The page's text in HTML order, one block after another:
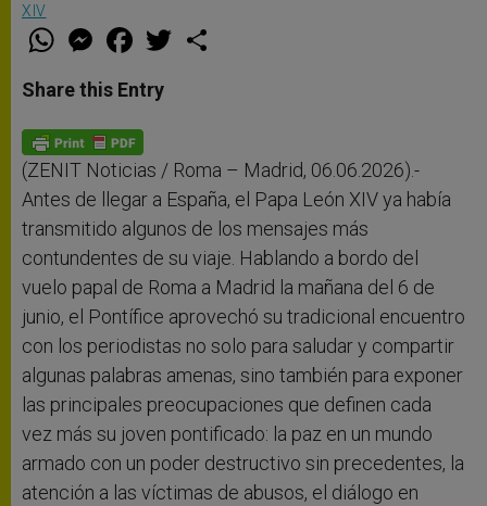
XIV
W
t
s
p
p
M
e
s
e
g
e
r
F
a
e
b
o
k
w
Share this Entry
(ZENIT Noticias / Roma – Madrid, 06.06.2026).-
Antes de llegar a España, el Papa León XIV ya había
transmitido algunos de los mensajes más
contundentes de su viaje. Hablando a bordo del
vuelo papal de Roma a Madrid la mañana del 6 de
junio, el Pontífice aprovechó su tradicional encuentro
con los periodistas no solo para saludar y compartir
algunas palabras amenas, sino también para exponer
las principales preocupaciones que definen cada
vez más su joven pontificado: la paz en un mundo
armado con un poder destructivo sin precedentes, la
atención a las víctimas de abusos, el diálogo en